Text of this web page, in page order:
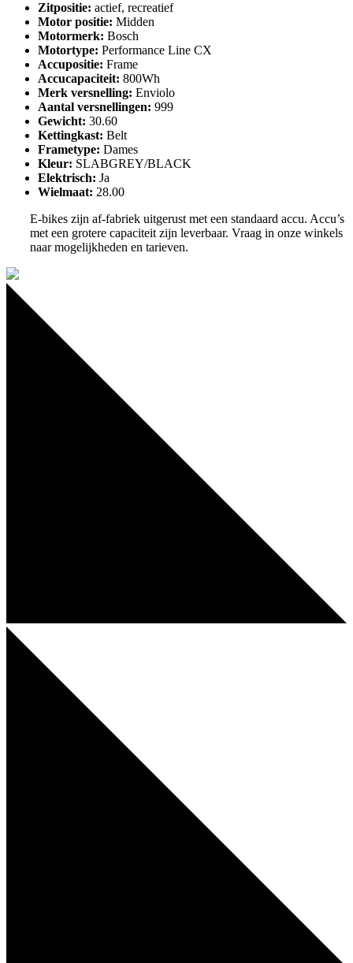
Zitpositie: actief, recreatief
Motor positie: Midden
Motormerk: Bosch
Motortype: Performance Line CX
Accupositie: Frame
Accucapaciteit: 800Wh
Merk versnelling: Enviolo
Aantal versnellingen: 999
Gewicht: 30.60
Kettingkast: Belt
Frametype: Dames
Kleur: SLABGREY/BLACK
Elektrisch: Ja
Wielmaat: 28.00
E-bikes zijn af-fabriek uitgerust met een standaard accu. Accu’s
met een grotere capaciteit zijn leverbaar. Vraag in onze winkels
naar mogelijkheden en tarieven.